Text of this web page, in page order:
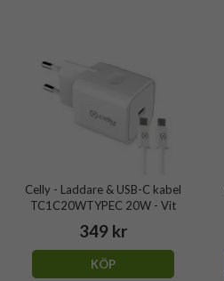
Celly - Laddare & USB-C kabel
TC1C20WTYPEC 20W - Vit
349 kr
KÖP